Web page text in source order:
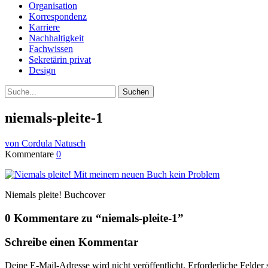
Organisation
Korrespondenz
Karriere
Nachhaltigkeit
Fachwissen
Sekretärin privat
Design
Suche
niemals-pleite-1
von Cordula Natusch
Kommentare 0
Niemals pleite! Buchcover
0 Kommentare zu “niemals-pleite-1”
Schreibe einen Kommentar
Deine E-Mail-Adresse wird nicht veröffentlicht. Erforderliche Felder